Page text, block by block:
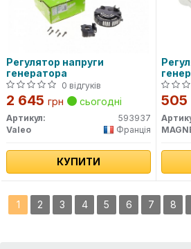
Регулятор напруги
генератора
0 відгуків
2 645 грн сьогодні
Артикул:
593937
Valeo
Франція
КУПИТИ
505
1 2 3 4 5 6 7 8